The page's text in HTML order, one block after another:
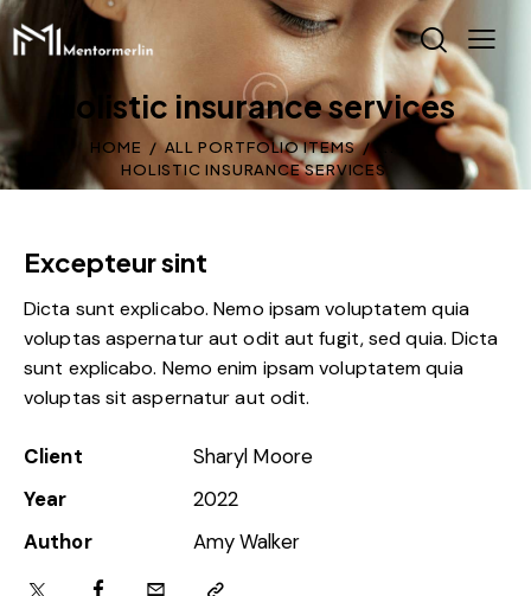
Holistic insurance services
HOME ALL PORTFOLIO ITEMS
HOLISTIC INSURANCE SERVICES
Excepteur sint
Dicta sunt explicabo. Nemo ipsam voluptatem quia
voluptas aspernatur aut odit aut fugit, sed quia. Dicta
sunt explicabo. Nemo enim ipsam voluptatem quia
voluptas sit aspernatur aut odit.
Client
Sharyl Moore
Year
2022
Author
Amy Walker